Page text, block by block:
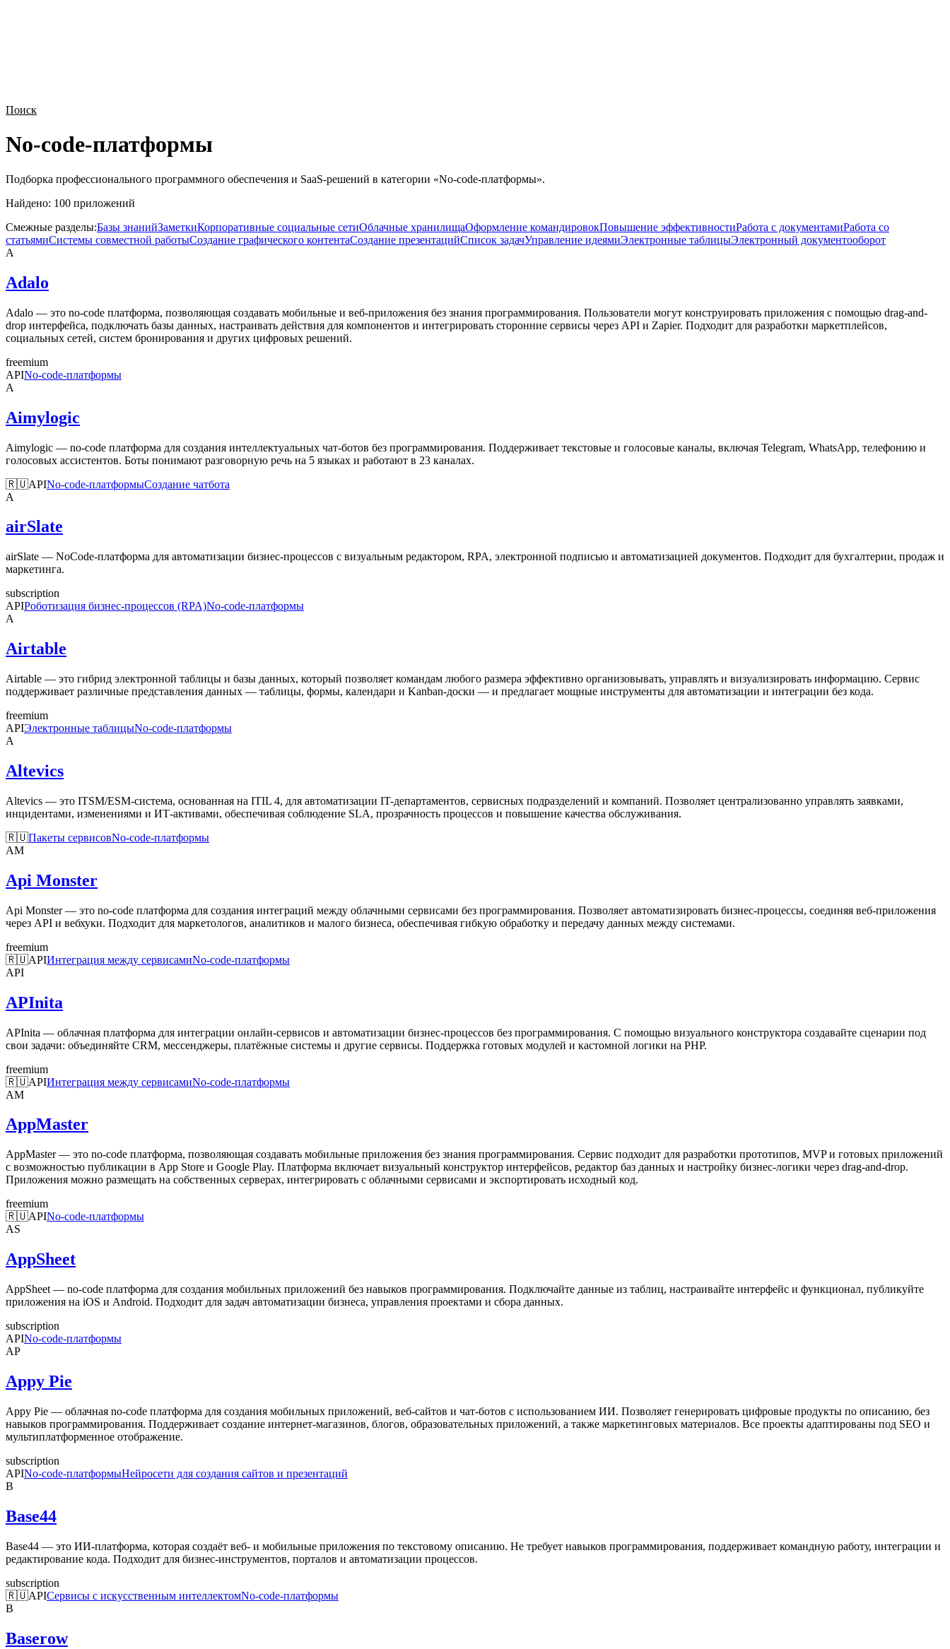
Поиск
No-code-платформы
Подборка профессионального программного обеспечения и SaaS-решений в категории «No-code-платформы».
Найдено: 100 приложений
Смежные разделы:Базы знанийЗаметкиКорпоративные социальные сетиОблачные хранилищаОформление командировокПовышение эффективностиРабота с документамиРабота со
статьямиСистемы совместной работыСоздание графического контентаСоздание презентацийСписок задачУправление идеямиЭлектронные таблицыЭлектронный документооборот
A
Adalo
Adalo — это no-code платформа, позволяющая создавать мобильные и веб-приложения без знания программирования. Пользователи могут конструировать приложения с помощью drag-and-
drop интерфейса, подключать базы данных, настраивать действия для компонентов и интегрировать сторонние сервисы через API и Zapier. Подходит для разработки маркетплейсов,
социальных сетей, систем бронирования и других цифровых решений.
freemium
APINo-code-платформы
A
Aimylogic
Aimylogic — no-code платформа для создания интеллектуальных чат-ботов без программирования. Поддерживает текстовые и голосовые каналы, включая Telegram, WhatsApp, телефонию и
голосовых ассистентов. Боты понимают разговорную речь на 5 языках и работают в 23 каналах.
🇷🇺APINo-code-платформыСоздание чатбота
A
airSlate
airSlate — NoCode-платформа для автоматизации бизнес-процессов с визуальным редактором, RPA, электронной подписью и автоматизацией документов. Подходит для бухгалтерии, продаж и
маркетинга.
subscription
APIРоботизация бизнес-процессов (RPA)No-code-платформы
A
Airtable
Airtable — это гибрид электронной таблицы и базы данных, который позволяет командам любого размера эффективно организовывать, управлять и визуализировать информацию. Сервис
поддерживает различные представления данных — таблицы, формы, календари и Kanban-доски — и предлагает мощные инструменты для автоматизации и интеграции без кода.
freemium
APIЭлектронные таблицыNo-code-платформы
A
Altevics
Altevics — это ITSM/ESM-система, основанная на ITIL 4, для автоматизации IT-департаментов, сервисных подразделений и компаний. Позволяет централизованно управлять заявками,
инцидентами, изменениями и ИТ-активами, обеспечивая соблюдение SLA, прозрачность процессов и повышение качества обслуживания.
🇷🇺Пакеты сервисовNo-code-платформы
AM
Api Monster
Api Monster — это no-code платформа для создания интеграций между облачными сервисами без программирования. Позволяет автоматизировать бизнес-процессы, соединяя веб-приложения
через API и вебхуки. Подходит для маркетологов, аналитиков и малого бизнеса, обеспечивая гибкую обработку и передачу данных между системами.
freemium
🇷🇺APIИнтеграция между сервисамиNo-code-платформы
API
APInita
APInita — облачная платформа для интеграции онлайн-сервисов и автоматизации бизнес-процессов без программирования. С помощью визуального конструктора создавайте сценарии под
свои задачи: объединяйте CRM, мессенджеры, платёжные системы и другие сервисы. Поддержка готовых модулей и кастомной логики на PHP.
freemium
🇷🇺APIИнтеграция между сервисамиNo-code-платформы
AM
AppMaster
AppMaster — это no-code платформа, позволяющая создавать мобильные приложения без знания программирования. Сервис подходит для разработки прототипов, MVP и готовых приложений
с возможностью публикации в App Store и Google Play. Платформа включает визуальный конструктор интерфейсов, редактор баз данных и настройку бизнес-логики через drag-and-drop.
Приложения можно размещать на собственных серверах, интегрировать с облачными сервисами и экспортировать исходный код.
freemium
🇷🇺APINo-code-платформы
AS
AppSheet
AppSheet — no-code платформа для создания мобильных приложений без навыков программирования. Подключайте данные из таблиц, настраивайте интерфейс и функционал, публикуйте
приложения на iOS и Android. Подходит для задач автоматизации бизнеса, управления проектами и сбора данных.
subscription
APINo-code-платформы
AP
Appy Pie
Appy Pie — облачная no-code платформа для создания мобильных приложений, веб-сайтов и чат-ботов с использованием ИИ. Позволяет генерировать цифровые продукты по описанию, без
навыков программирования. Поддерживает создание интернет-магазинов, блогов, образовательных приложений, а также маркетинговых материалов. Все проекты адаптированы под SEO и
мультиплатформенное отображение.
subscription
APINo-code-платформыНейросети для создания сайтов и презентаций
B
Base44
Base44 — это ИИ-платформа, которая создаёт веб- и мобильные приложения по текстовому описанию. Не требует навыков программирования, поддерживает командную работу, интеграции и
редактирование кода. Подходит для бизнес-инструментов, порталов и автоматизации процессов.
subscription
🇷🇺APIСервисы с искусственным интеллектомNo-code-платформы
B
Baserow